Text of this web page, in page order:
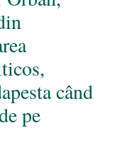
când
pe